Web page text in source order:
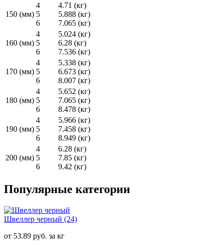
150 (мм)
4
5
6
4.71 (кг)
5.888 (кг)
7.065 (кг)
160 (мм)
4
5
6
5.024 (кг)
6.28 (кг)
7.536 (кг)
170 (мм)
4
5
6
5.338 (кг)
6.673 (кг)
8.007 (кг)
180 (мм)
4
5
6
5.652 (кг)
7.065 (кг)
8.478 (кг)
190 (мм)
4
5
6
5.966 (кг)
7.458 (кг)
8.949 (кг)
200 (мм)
4
5
6
6.28 (кг)
7.85 (кг)
9.42 (кг)
Популярные категории
Швеллер черный (24)
от 53.89 руб. за кг